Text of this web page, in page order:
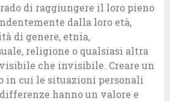
di raggiungere il loro pieno
dalla loro età,
di genere, etnia,
religione o qualsiasi altra
che invisibile. Creare un
in cui le situazioni personali
hanno un valore e